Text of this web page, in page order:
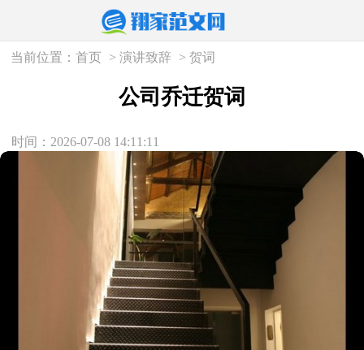
当前位置：首页 >演讲致辞 >贺词
公司乔迁贺词
时间：2026-07-08 14:11:11